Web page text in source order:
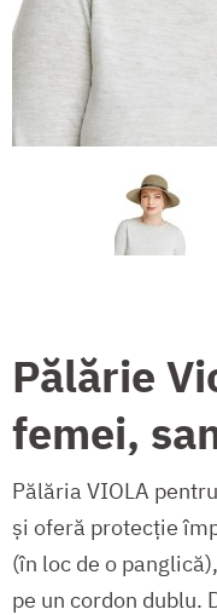
Pălărie
femei,
Pălăria VIOLA
și oferă protecție
(în loc de o
pe un cordon dublu.